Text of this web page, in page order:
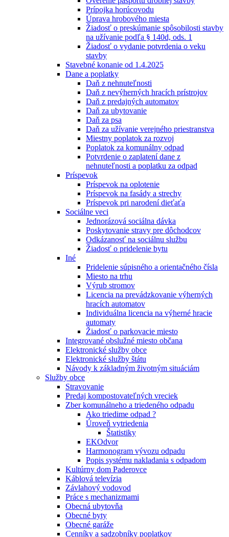
Prípojka horúcovodu
Úprava hrobového miesta
Žiadosť o preskúmanie spôsobilosti stavby
na užívanie podľa § 140d, ods. 1
Žiadosť o vydanie potvrdenia o veku
stavby
Stavebné konanie od 1.4.2025
Dane a poplatky
Daň z nehnuteľnosti
Daň z nevýherných hracích prístrojov
Daň z predajných automatov
Daň za ubytovanie
Daň za psa
Daň za užívanie verejného priestranstva
Miestny poplatok za rozvoj
Poplatok za komunálny odpad
Potvrdenie o zaplatení dane z
nehnuteľnosti a poplatku za odpad
Príspevok
Príspevok na oplotenie
Príspevok na fasády a strechy
Príspevok pri narodení dieťaťa
Sociálne veci
Jednorázová sociálna dávka
Poskytovanie stravy pre dôchodcov
Odkázanosť na sociálnu službu
Žiadosť o pridelenie bytu
Iné
Pridelenie súpisného a orientačného čísla
Miesto na trhu
Výrub stromov
Licencia na prevádzkovanie výherných
hracích automatov
Individuálna licencia na výherné hracie
automaty
Žiadosť o parkovacie miesto
Integrované obslužné miesto občana
Elektronické služby obce
Elektronické služby štátu
Návody k základným životným situáciám
Služby obce
Stravovanie
Predaj kompostovateľných vreciek
Zber komunálneho a triedeného odpadu
Ako triedime odpad ?
Úroveň vytriedenia
Štatistiky
EKOdvor
Harmonogram vývozu odpadu
Popis systému nakladania s odpadom
Kultúrny dom Paderovce
Káblová televízia
Závlahový vodovod
Práce s mechanizmami
Obecná ubytovňa
Obecné byty
Obecné garáže
Cenníky a sadzobníky poplatkov